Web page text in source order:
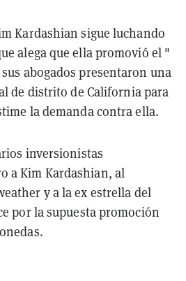
Kardashian sigue luchando
alega que ella promovió el "
abogados presentaron una
de distrito de California para
la demanda contra ella.
inversionistas
a Kim Kardashian, al
y a la ex estrella del
por la supuesta promoción